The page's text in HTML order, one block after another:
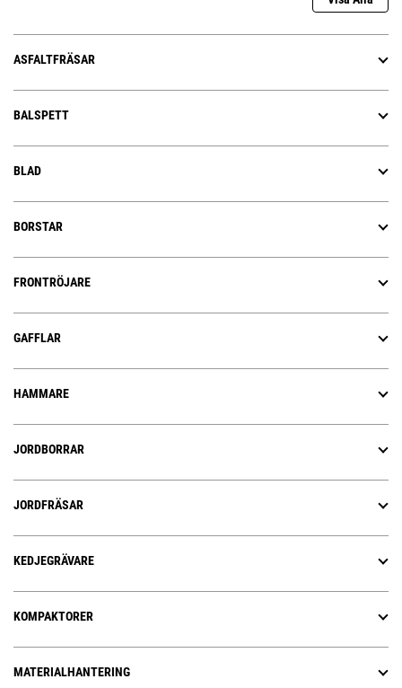
ASFALTFRÄSAR
BALSPETT
BLAD
BORSTAR
FRONTRÖJARE
GAFFLAR
HAMMARE
JORDBORRAR
JORDFRÄSAR
KEDJEGRÄVARE
KOMPAKTORER
MATERIALHANTERING